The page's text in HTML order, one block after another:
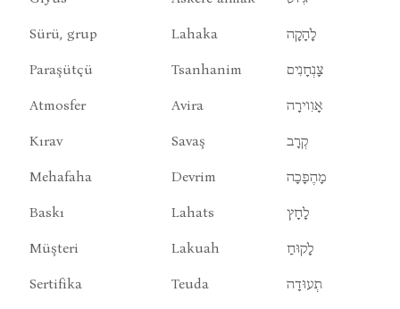
Sürü, grup Lahaka לָהָקָה
Paraşütçü Tsanhanim צָנְחָנִים
Atmosfer Avira אָוִוירָה
Kırav Savaş קְרָב
Mehafaha Devrim מָהֶפָכָה
Baskı Lahats לָחָץ
Müşteri Lakuah לָקוּחַ
Sertifika Teuda תְעוּדָה